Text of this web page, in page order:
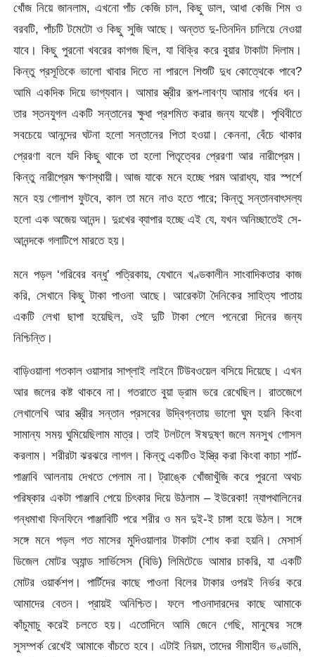
খোঁজ নিয়ে জানলাম, এখনো পাঁচ কেজি চাল, কিছু ডাল, আধা কেজি শিম ও
বরবটি, পাঁচটি টমেটো ও কিছু সুজি আছে। অন্তত দু-তিনদিন চালিয়ে নেওয়া
যাবে। কিছু পুরনো খবরের কাগজ ছিল, যা বিক্রি করে বুয়ার টাকাটা দিলাম।
কিন্তু প্রসূতিকে ভালো খাবার দিতে না পারলে শিশুটি দুধ কোত্থেকে পাবে?
আমি একদিক দিয়ে ভাগ্যবান। আমার স্ত্রীর রূপ-লাবণ্য আমার গর্বের ধন।
তার স্তনযুগল একটি সন্তানের ক্ষুধা প্রশমিত করার জন্য যথেষ্ট। পৃথিবীতে
সবচেয়ে আনন্দের ঘটনা হলো সন্তানের পিতা হওয়া। কেননা, বেঁচে থাকার
প্রেরণা বলে যদি কিছু থাকে তা হলো পিতৃত্বের প্রেরণা আর নারীপ্রেম।
কিন্তু নারীপ্রেম ক্ষণস্থায়ী। আজ যাকে মনে হচ্ছে পরম আরাধ্য, যার স্পর্শে
মনে হয় গোলাপ ফুটবে, কাল তা মনে নাও হতে পারে; কিন্তু সন্তানবাৎসল্য
হলো এক অজেয় আনন্দ। দুঃখের ব্যাপার হচ্ছে এই যে, যখন অনিচ্ছাতেই সে-
আনন্দকে গলাটিপে মারতে হয়।
মনে পড়ল ‘গরিবের বন্ধু’ পত্রিকায়, যেখানে খণ্ডকালীন সাংবাদিকতার কাজ
করি, সেখানে কিছু টাকা পাওনা আছে। আরেকটা দৈনিকের সাহিত্য পাতায়
একটি লেখা ছাপা হয়েছিল, ওই দুটি টাকা পেলে পনেরো দিনের জন্য
নিশ্চিন্তি।
বাড়িওয়ালা গতকাল ওয়াসার সাপ্লাই লাইনে টিউবওয়েল বসিয়ে দিয়েছে। এখন
আর জলের কষ্ট থাকবে না। গতরাতে বুয়া ড্রাম ভরে রেখেছিল। রাতজেগে
লেখালেখি আর স্ত্রীর সন্তান প্রসবের উদ্বিগ্নতায় ভালো ঘুম হয়নি কিংবা
সামান্য সময় ঘুমিয়েছিলাম মাত্র। তাই টলটলে ঈষদুষ্ণ জলে মনসুখ গোসল
করলাম। শরীরটা ঝরঝরে লাগল। কিন্তু একটিও ইস্ত্রি করা কিংবা কাচা শার্ট-
পাঞ্জাবি আলনায় দেখতে পেলাম না। ট্রাঙ্কে খোঁজাখুঁজি করে পুরনো অথচ
পরিষ্কার একটা পাঞ্জাবি পেয়ে চিৎকার দিয়ে উঠলাম – ইউরেকা! ন্যাপথালিনের
গন্ধমাখা ফিনফিনে পাঞ্জাবিটি পরে শরীর ও মন দুই-ই চাঙ্গা হয়ে উঠল। সঙ্গে
সঙ্গে মনে পড়ল গত মাসের মুদিওয়ালার টাকাটা শোধ করা হয়নি। মেসার্স
ডিজেল মোটর অ্যান্ড সার্ভিসেস (বিডি) লিমিটেডে আমার চাকরি, যা একটি
মোটর ওয়ার্কশপ। পার্টিদের কাছে পাওনা বিলের টাকার ওপরই নির্ভর করে
আমাদের বেতন। প্রায়ই অনিশ্চিত। ফলে পাওনাদারদের কাছে আমাকে
কাঁচুমাচু করেই চলতে হয়। এতোদিনে আমি জেনে গেছি, মানুষের সঙ্গে
সুসম্পর্ক রেখেই আমাকে বাঁচতে হবে। এটাই নিয়ম, তাদের সীমাহীন ভণ্ডামি,